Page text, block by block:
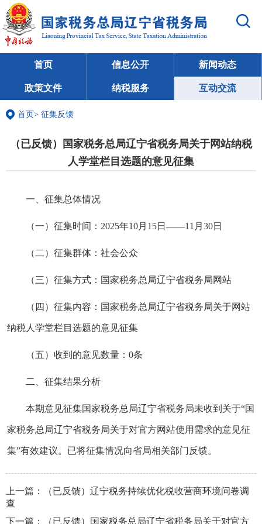
首页 信息公开 新闻动态
政策文件 纳税服务 互动交流
首页> 征集反馈
（已反馈）国家税务总局辽宁省税务局关于网站纳税
人学堂栏目选题的意见征集
一、征集总体情况
（一）征集时间：2025年10月15日——11月30日
（二）征集群体：社会公众
（三）征集方式：国家税务总局辽宁省税务局网站
（四）征集内容：国家税务总局辽宁省税务局关于网站
纳税人学堂栏目选题的意见征集
（五）收到的意见数量：0条
二、征集结果分析
本期意见征集国家税务总局辽宁省税务局未收到关于“国
家税务总局辽宁省税务局关于对官方网站使用需求的意见征
集”有效建议。已将征集情况向省局相关部门反馈。
上一篇：
（已反馈）辽宁税务持续优化税收营商环境问卷调
查
下一篇：
（已反馈）国家税务总局辽宁省税务局关于对官方